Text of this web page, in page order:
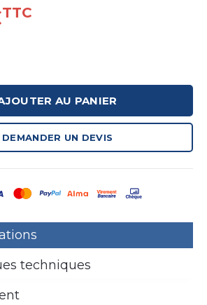
TTC
AU PANIER
DEMANDER UN DEVIS
techniques